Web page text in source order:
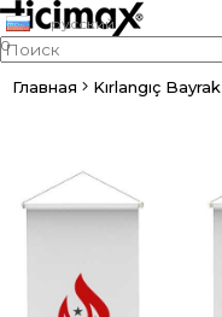
русский
0
Главная Kırlangıç Bayrak